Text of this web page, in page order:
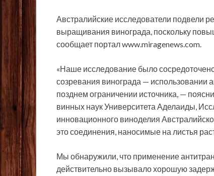
Австралийские исследователи подвели
выращивания винограда, поскольку
сообщает порталwww.miragenews.com.
«Наше исследование было
созревания винограда — использовании
позднем ограничении источника, —
винных наук Университета Аделаиды,
инновационного виноделия
это соединения, наносимые на листья
Мы обнаружили, что применение
действительно вызывало хорошую